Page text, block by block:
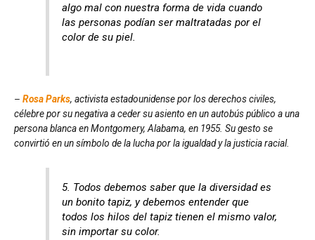
algo mal con nuestra forma de vida cuando
las personas podían ser maltratadas por el
color de su piel.
– Rosa Parks, activista estadounidense por los derechos civiles,
célebre por su negativa a ceder su asiento en un autobús público a una
persona blanca en Montgomery, Alabama, en 1955. Su gesto se
convirtió en un símbolo de la lucha por la igualdad y la justicia racial.
5. Todos debemos saber que la diversidad es
un bonito tapiz, y debemos entender que
todos los hilos del tapiz tienen el mismo valor,
sin importar su color.